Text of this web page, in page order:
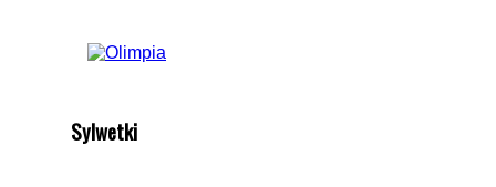
Sylwetki